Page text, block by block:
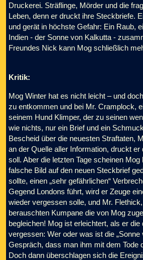
Druckerei. Sträflinge, Mörder und die
Leben, denn er druckt ihre Steckbriefe.
und gerät in höchste Gefahr: Ein Raub,
Indien - der Sonne von Kalkutta -
Freundes Nick kann Mog schließlich
Kritik:
Mog Winter hat es nicht leicht – und
zu entkommen und bei Mr. Cramplock,
seinem Hund Klimper, der zu seinen
wie nichts, nur ein Brief und ein
Bescheid über die neuesten Straftaten,
an der Quelle aller Information, druckt
soll. Aber die letzten Tage scheinen
falsche Bild auf den neuen Steckbrief
sollte, einen „sehr gefährlichen“
Gegend Londons führt, wird er Zeuge
wieder vergessen solle, und Mr.
berauschten Kumpane die von Mog
begleichen! Mog ist erleichtert, als er
vergessen: Wer oder was ist die
Gespräch, dass man ihm mit dem Tode
Doch dann überschlagen sich die